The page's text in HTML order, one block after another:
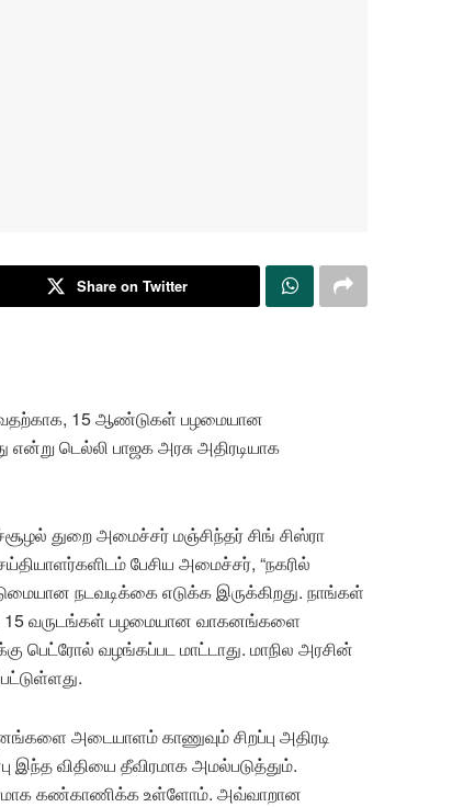
Share on Twitter
15 ஆண்டுகள் பழமையான
டெல்லி பாஜக அரசு அதிரடியாக
துறை அமைச்சர் மஞ்சிந்தர் சிங் சிஸ்ரா
பேசிய அமைச்சர், “நகரில்
நடவடிக்கை எடுக்க இருக்கிறது. நாங்கள்
15 வருடங்கள் பழமையான வாகனங்களை
வழங்கப்பட மாட்டாது. மாநில அரசின்
அடையாளம் காணுவும் சிறப்பு அதிரடி
இந்த விதியை தீவிரமாக அமல்படுத்தும்.
கண்காணிக்க உள்ளோம். அவ்வாறான